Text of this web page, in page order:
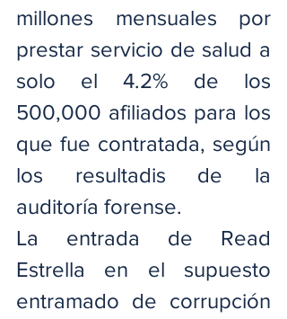
millones mensuales por
prestar servicio de salud a
solo el 4.2% de los
500,000 afiliados para los
que fue contratada, según
los resultadis de la
auditoría forense.
La entrada de Read
Estrella en el supuesto
entramado de corrupción